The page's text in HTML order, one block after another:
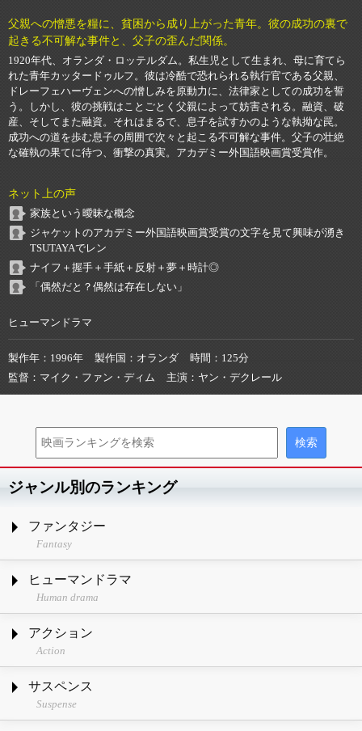
父親への憎悪を糧に、貧困から成り上がった青年。彼の成功の裏で
起きる不可解な事件と、父子の歪んだ関係。
1920年代、オランダ・ロッテルダム。私生児として生まれ、母に育てら
れた青年カッタードゥルフ。彼は冷酷で恐れられる執行官である父親、
ドレーフェハーヴェンへの憎しみを原動力に、法律家としての成功を誓
う。しかし、彼の挑戦はことごとく父親によって妨害される。融資、破
産、そしてまた融資。それはまるで、息子を試すかのような執拗な罠。
成功への道を歩む息子の周囲で次々と起こる不可解な事件。父子の壮絶
な確執の果てに待つ、衝撃の真実。アカデミー外国語映画賞受賞作。
ネット上の声
家族という曖昧な概念
ジャケットのアカデミー外国語映画賞受賞の文字を見て興味が湧き
TSUTAYAでレン
ナイフ＋握手＋手紙＋反射＋夢＋時計◎
「偶然だと？偶然は存在しない」
ヒューマンドラマ
製作年 1996年 製作国 オランダ 時間
125分
監督
マイク・ファン・ディム 主演 ヤン・デクレール
ジャンル別のランキング
ファンタジー
Fantasy
ヒューマンドラマ
Human drama
アクション
Action
サスペンス
Suspense